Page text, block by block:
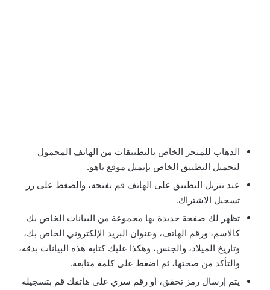
الذهاب للمتجر الخاص بالتطبيقات من الهاتف المحمول
لتحميل التطبيق الخاص بإيميل موقع ياهو.
عند تنزيل التطبيق على الهاتف قم بفتحه، والضغط على زر
تسجيل الاشتراك.
تظهر لك صفحة جديدة بها مجموعة من البيانات الخاص بك
كالاسم، ورقم الهاتف، وعنوان البريد الإلكتروني الخاص بك،
وتاريخ الميلاد، والجنس، وهكذا عليك كتابة هذه البيانات بدقة،
والتأكد من صحتها، ثم اضغط على كلمة متابعة.
يتم إرسال رمز تحقق، أو رقم سري على هاتفك قم بتسجيله